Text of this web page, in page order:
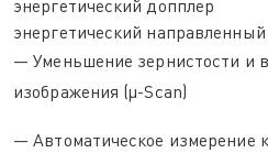
энергетический допплер
энергетический
— Уменьшение зернистости и
изображения (μ-Scan)
— Автоматическое измерение